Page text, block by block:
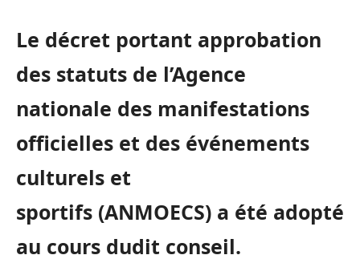
Le décret portant approbation
des statuts de l’Agence
nationale des manifestations
officielles et des événements
culturels et
sportifs (ANMOECS) a été adopté
au cours dudit conseil.